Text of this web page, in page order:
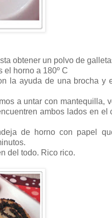
obtener un polvo de
el horno a 180º C
la ayuda de una brocha y
a untar con mantequilla,
ambos lados en el
de horno con papel
del todo. Rico rico.